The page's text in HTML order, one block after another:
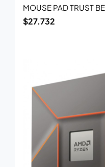
MOUSE PAD TRUST
$27.732